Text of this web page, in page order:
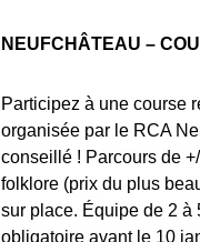
NEUFCHÂTEAU –
Participez à une course
organisée par le RCA
conseillé ! Parcours de
folklore (prix du plus
sur place. Équipe de 2 à
obligatoire avant le 10